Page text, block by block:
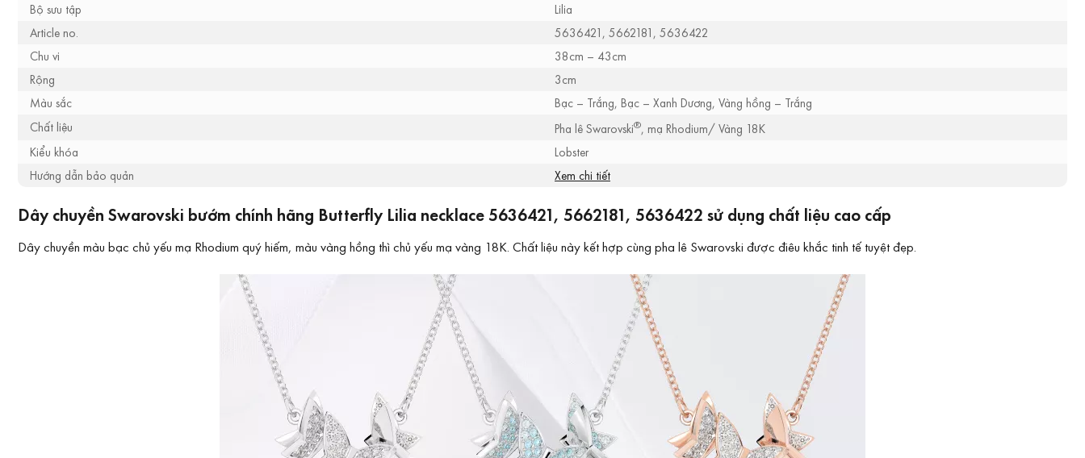
Bộ sưu tập
Lilia
Article no.
5636421, 5662181, 5636422
Chu vi
38cm – 43cm
Rộng
3cm
Màu sắc
Bạc – Trắng, Bạc – Xanh Dương, Vàng hồng – Trắng
Chất liệu
Pha lê Swarovski®, mạ Rhodium/ Vàng 18K
Kiểu khóa
Lobster
Hướng dẫn bảo quản
Xem chi tiết
Dây chuyền Swarovski bướm chính hãng Butterfly Lilia necklace 5636421, 5662181, 5636422 sử dụng chất liệu cao cấp
Dây chuyền màu bạc chủ yếu mạ Rhodium quý hiếm, màu vàng hồng thì chủ yếu mạ vàng 18K. Chất liệu này kết hợp cùng pha lê Swarovski được điêu khắc tinh tế tuyệt đẹp.